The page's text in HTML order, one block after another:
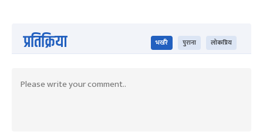
प्रतिक्रिया भर्खरै पुराना लोकप्रिय